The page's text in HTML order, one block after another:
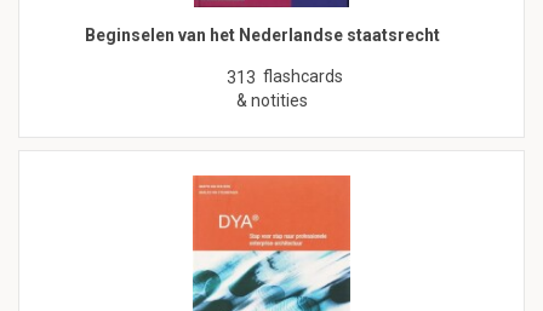
Beginselen van het Nederlandse staatsrecht
313 flashcards
& notities